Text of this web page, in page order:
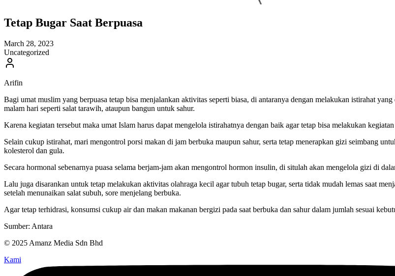
Tetap Bugar Saat Berpuasa
March 28, 2023
Uncategorized
Arifin
Bagi umat muslim yang berpuasa tetap bisa menjalankan aktivitas seperti biasa, di antaranya dengan melakukan istirahat
malam hari seperti salat tarawih, ataupun bangun untuk sahur.
Karena kegiatan tersebut maka umat Islam harus dapat mengelola istirahatnya dengan baik agar tetap bisa melakukan
Selain cukup istirahat, mari mengontrol porsi makan di jam berbuka maupun sahur, serta tetap menerapkan gizi seimbang
kolesterol dan gula.
Secara hormonal sebenarnya puasa selama berjam-jam akan mengontrol hormon insulin, di situlah akan mengelola gizi di
Lalu juga disarankan untuk tetap melakukan aktivitas olahraga kecil agar tubuh tetap bugar, serta tidak mudah lemas saat
setelah menunaikan salat subuh, sore menjelang berbuka.
Agar tetap terhidrasi, konsumsi cukup air dan makan makanan bergizi pada saat berbuka dan sahur dalam jumlah sesuai
Sumber: Antara
© 2025 Amanz Media Sdn Bhd
Kami